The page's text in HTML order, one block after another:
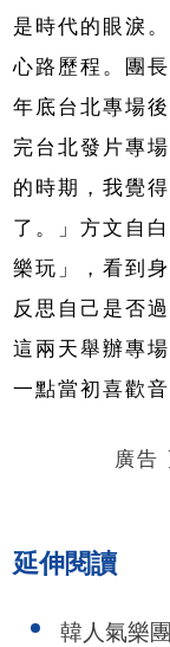
是時代的眼淚
心路歷程。團
年底台北專場
完台北發片專
的時期，我覺
了。」方文自
樂玩」，看到
反思自己是否
這兩天舉辦專
一點當初喜歡
廣告
延伸閱讀
韓人氣樂